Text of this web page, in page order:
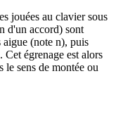
jouées au clavier sous
d'un accord) sont
aigue (note n), puis
égrenage est alors
le sens de montée ou